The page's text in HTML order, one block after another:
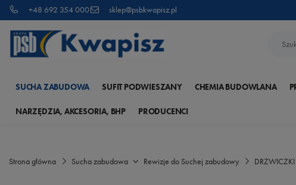
+48 692 354 000 sklep@psbkwapisz.pl
SUCHA ZABUDOWA SUFIT PODWIESZANY CHEMIA BUDOWLANA
NARZĘDZIA, AKCESORIA, BHP PRODUCENCI
Strona główna Sucha zabudowa Rewizje do Suchej zabudowy